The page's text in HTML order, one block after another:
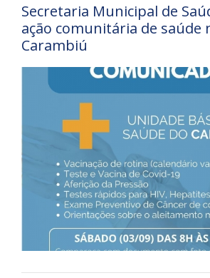
Secretaria Municipal de
ação comunitária de saúde
Carambiú